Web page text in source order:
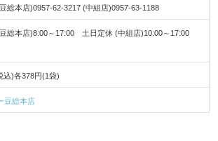
総本店)0957-62-3217 (中組店)0957-63-1188
総本店)8:00～17:00 土日定休 (中組店)10:00～17:00
込)各378円(1袋)
豆総本店